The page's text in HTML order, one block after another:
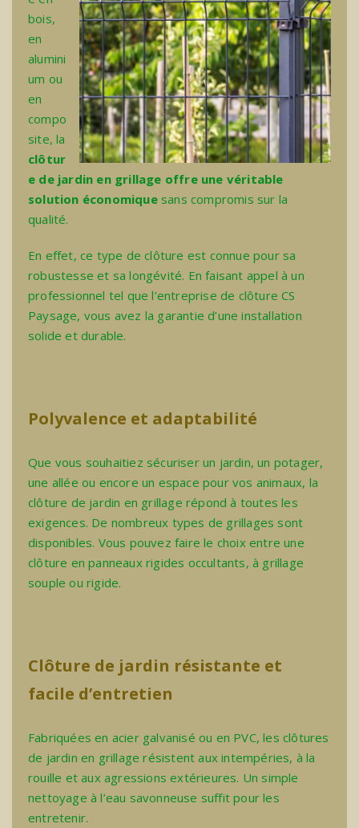
bois,
en
alumini
um ou
en
compo
site, la
clôtur
e de jardin en grillage offre une véritable
solution économiquesans compromis sur la
qualité.
En effet, ce type de clôture est connue pour sa
robustesse et sa longévité. En faisant appel à un
professionnel tel que l’entreprise de clôture CS
Paysage, vous avez la garantie d’une installation
solide et durable.
Polyvalence et adaptabilité
Que vous souhaitiez sécuriser un jardin, un potager,
une allée ou encore un espace pour vos animaux, la
clôture de jardin en grillage répond à toutes les
exigences. De nombreux types de grillages sont
disponibles. Vous pouvez faire le choix entre une
clôture en panneaux rigides occultants, à grillage
souple ou rigide.
Clôture de jardin résistante et
facile d’entretien
Fabriquées en acier galvanisé ou en PVC, les clôtures
de jardin en grillage résistent aux intempéries, à la
rouille et aux agressions extérieures. Un simple
nettoyage à l’eau savonneuse suffit pour les
entretenir.